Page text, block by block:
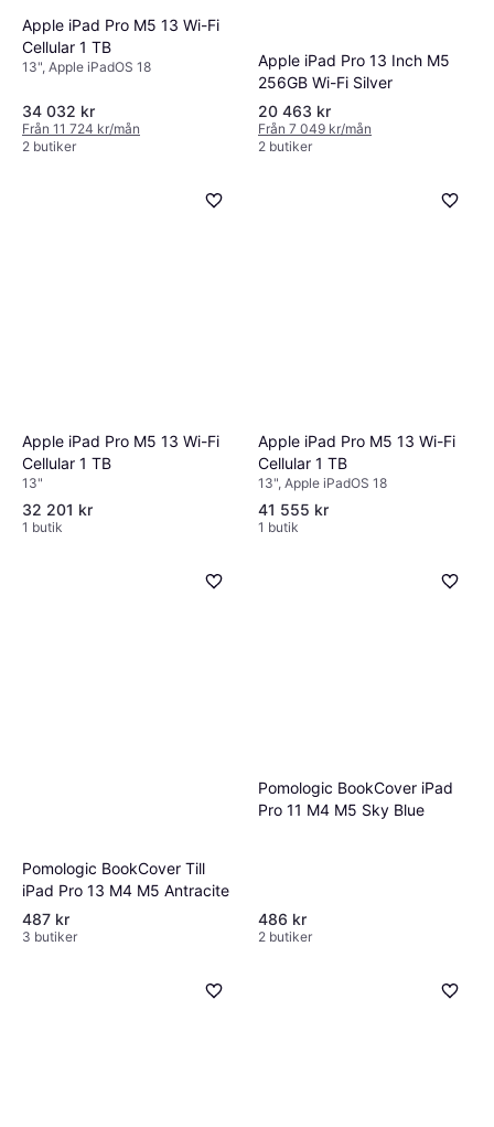
Apple iPad Pro M5 13 Wi-Fi
Cellular 1 TB
13", Apple iPadOS 18
34 032 kr
Från 11 724 kr/mån
2 butiker
Apple iPad Pro 13 Inch M5
256GB Wi-Fi Silver
20 463 kr
Från 7 049 kr/mån
2 butiker
Apple iPad Pro M5 13 Wi-Fi
Cellular 1 TB
13"
32 201 kr
1 butik
Apple iPad Pro M5 13 Wi-Fi
Cellular 1 TB
13", Apple iPadOS 18
41 555 kr
1 butik
Pomologic BookCover Till
iPad Pro 13 M4 M5 Antracite
487 kr
3 butiker
Pomologic BookCover iPad
Pro 11 M4 M5 Sky Blue
486 kr
2 butiker